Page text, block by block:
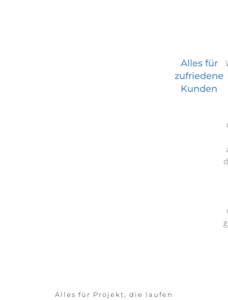
Alles für
zufriedene
Kunden
Alles für Projekt, die laufen